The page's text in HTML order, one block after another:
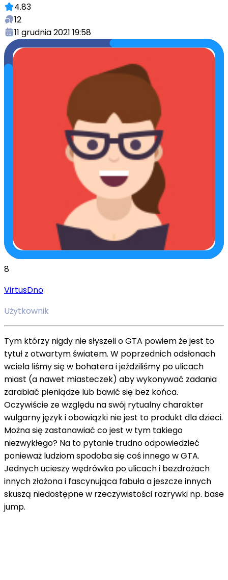
4.83
12
11 grudnia 2021 19:58
8
VirtusDno
Użytkownik
Tym którzy nigdy nie słyszeli o GTA powiem że jest to
tytuł z otwartym światem. W poprzednich odsłonach
wciela liśmy się w bohatera i jeździliśmy po ulicach
miast (a nawet miasteczek) aby wykonywać zadania
zarabiać pieniądze lub bawić się bez końca.
Oczywiście ze względu na swój rytualny charakter
wulgarny język i obowiązki nie jest to produkt dla dzieci.
Można się zastanawiać co jest w tym takiego
niezwykłego? Na to pytanie trudno odpowiedzieć
ponieważ ludziom spodoba się coś innego w GTA.
Jednych ucieszy wędrówka po ulicach i bezdrożach
innych złożona i fascynująca fabuła a jeszcze innych
skuszą niedostępne w rzeczywistości rozrywki np. base
jump.